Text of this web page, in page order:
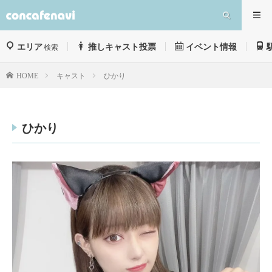
エリア検索 推しキャスト投票 イベント情報
HOME キャスト ひかり
ひかり